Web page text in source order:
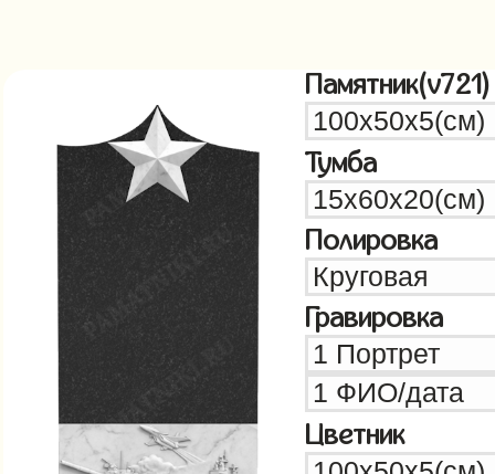
Памятник(v721)
Тумба
Полировка
Гравировка
Цветник